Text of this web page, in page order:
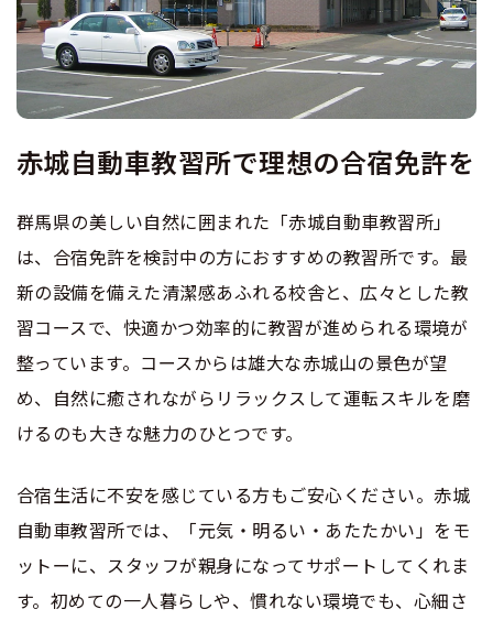
大型二種
合宿免許に必要な持ち物
合宿免許 体験談・口コミ
合宿免許 よくある質問
まるわかり！合宿免許Q＆A
赤城自動車教習所で理想の合宿免許を
群馬県の美しい自然に囲まれた「赤城自動車教習所」
は、合宿免許を検討中の方におすすめの教習所です。最
新の設備を備えた清潔感あふれる校舎と、広々とした教
習コースで、快適かつ効率的に教習が進められる環境が
整っています。コースからは雄大な赤城山の景色が望
め、自然に癒されながらリラックスして運転スキルを磨
けるのも大きな魅力のひとつです。
合宿生活に不安を感じている方もご安心ください。赤城
自動車教習所では、「元気・明るい・あたたかい」をモ
ットーに、スタッフが親身になってサポートしてくれま
す。初めての一人暮らしや、慣れない環境でも、心細さ